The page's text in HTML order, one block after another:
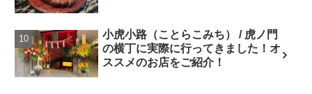
小虎小路（ことらこみち） / 虎ノ門
の横丁に実際に行ってきました！オ
ススメのお店をご紹介！